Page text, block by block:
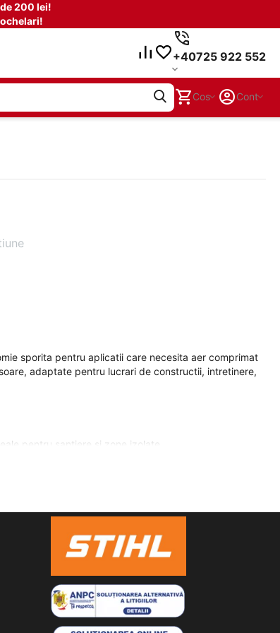
200 lei!
+40725 922 552
Cos Cont
sporita pentru aplicatii care necesita aer comprimat
adaptate pentru lucrari de constructii, intretinere,
pentru santiere si zone izolate.
pneumatice in orice conditii.
o sursa de aer comprimat fara alimentare electrica.